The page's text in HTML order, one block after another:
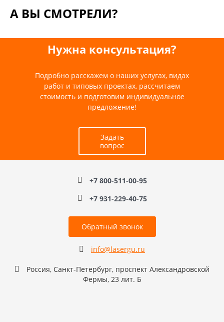
А ВЫ СМОТРЕЛИ?
Нужна консультация?
Подробно расскажем о наших услугах, видах
работ и типовых проектах, рассчитаем
стоимость и подготовим индивидуальное
предложение!
Задать
вопрос
+7 800-511-00-95
+7 931-229-40-75
Обратный звонок
info@lasergu.ru
Россия, Санкт-Петербург, проспект Александровской
Фермы, 23 лит. Б